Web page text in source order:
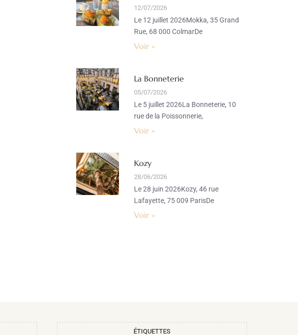
12/07/2026
Le 12 juillet 2026Mokka, 35 Grand
Rue, 68 000 ColmarDe
Voir »
La Bonneterie
05/07/2026
Le 5 juillet 2026La Bonneterie, 10
rue de la Poissonnerie,
Voir »
Kozy
28/06/2026
Le 28 juin 2026Kozy, 46 rue
Lafayette, 75 009 ParisDe
Voir »
ÉTIQUETTES